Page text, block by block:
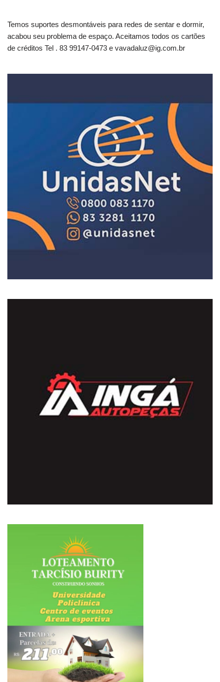
Temos suportes desmontáveis para redes de sentar e dormir,
acabou seu problema de espaço. Aceitamos todos os cartões
de créditos Tel . 83 99147-0473 e vavadaluz@ig.com.br